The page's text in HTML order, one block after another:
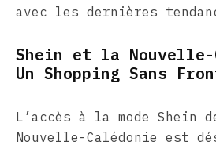
avec les dernières
Shein et la Nouvelle-
Un Shopping Sans
L’accès à la mode Shein
Nouvelle-Calédonie est